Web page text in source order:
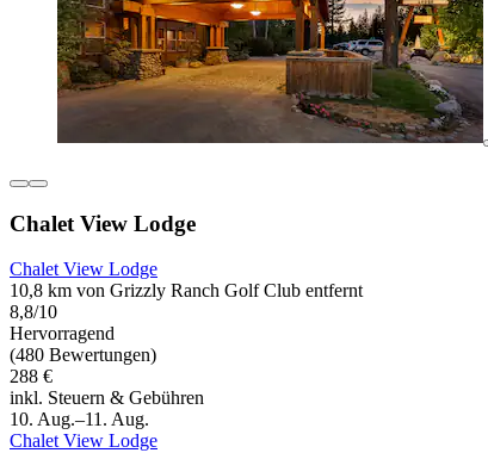
Chalet View Lodge
Chalet View Lodge
10,8 km von Grizzly Ranch Golf Club entfernt
8,8/10
Hervorragend
(480 Bewertungen)
288 €
inkl. Steuern & Gebühren
10. Aug.–11. Aug.
Chalet View Lodge